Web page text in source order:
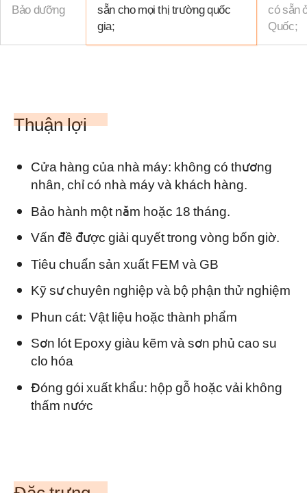
Bảo dưỡng
sẵn cho mọi thị trường quốc
gia;
có sẵn
Quốc;
Thuận lợi
Cửa hàng của nhà máy: không có thương
nhân, chỉ có nhà máy và khách hàng.
Bảo hành một năm hoặc 18 tháng.
Vấn đề được giải quyết trong vòng bốn giờ.
Tiêu chuẩn sản xuất FEM và GB
Kỹ sư chuyên nghiệp và bộ phận thử nghiệm
Phun cát: Vật liệu hoặc thành phẩm
Sơn lót Epoxy giàu kẽm và sơn phủ cao su
clo hóa
Đóng gói xuất khẩu: hộp gỗ hoặc vải không
thấm nước